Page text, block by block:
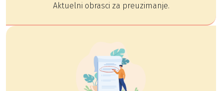
Aktuelni obrasci za preuzimanje.